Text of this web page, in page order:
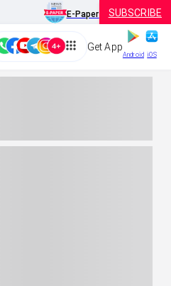
E-Paper SUBSCRIBE
Get App
Android iOS